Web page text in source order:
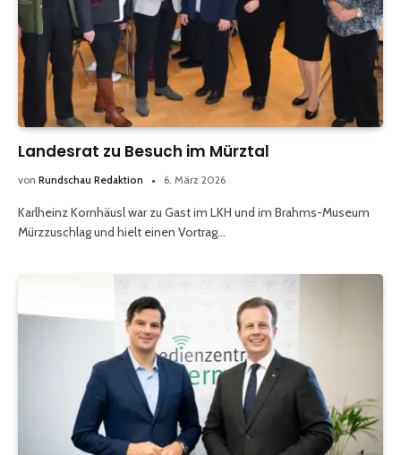
Landesrat zu Besuch im Mürztal
von Rundschau Redaktion 6. März 2026
Karlheinz Kornhäusl war zu Gast im LKH und im Brahms-Museum
Mürzzuschlag und hielt einen Vortrag…